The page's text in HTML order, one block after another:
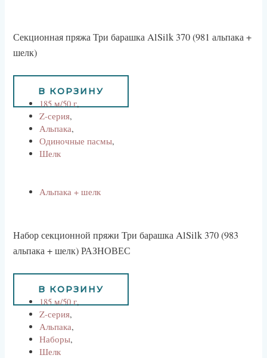
Секционная пряжа Три барашка AlSilk 370 (981 альпака +
шелк)
1170руб
В КОРЗИНУ
185 м/50 г,
Z-серия,
Альпака,
Одиночные пасмы,
Шелк
Альпака + шелк
Набор секционной пряжи Три барашка AlSilk 370 (983
альпака + шелк) РАЗНОВЕС
10834руб
В КОРЗИНУ
185 м/50 г,
Z-серия,
Альпака,
Наборы,
Шелк